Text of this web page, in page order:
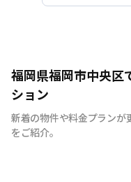
私たちは福岡の街が大
福岡の魅力。 滞在中
より魅力ある福岡を大
それが私たちの想いで
福岡県福岡市中央区
ション
新着の物件や料金プランが
をご紹介。